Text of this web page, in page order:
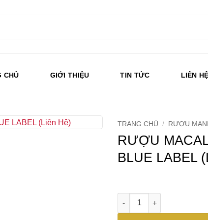
CHỦ GIỚI THIỆU TIN TỨC LIÊN HỆ
TRANG CHỦ / RƯỢU
RƯỢU
BLUE LABEL
RƯỢU MACALLAN 30